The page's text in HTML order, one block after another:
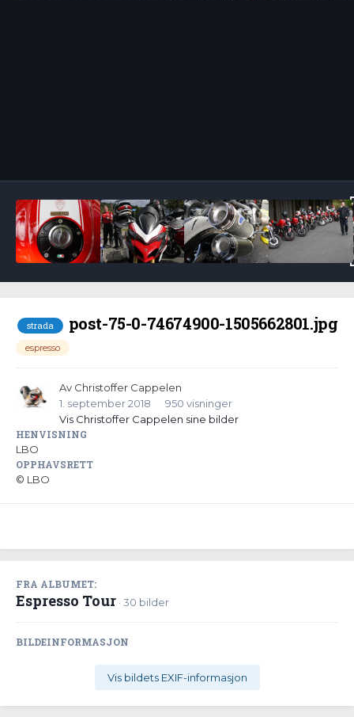
strada post-75-0-74674900-1505662801.jpg
espresso
Av Christoffer Cappelen
1. september 2018
950 visninger
Vis Christoffer Cappelen sine bilder
HENVISNING
LBO
OPPHAVSRETT
© LBO
FRA ALBUMET:
Espresso Tour · 30 bilder
BILDEINFORMASJON
Vis bildets EXIF-informasjon